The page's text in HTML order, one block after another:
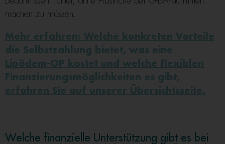
machen zu müssen.
Mehr erfahren: Welche konkreten Vorteile
die Selbstzahlung bietet, was eine
Lipödem-OP kostet und welche flexiblen
Finanzierungsmöglichkeiten es gibt,
erfahren Sie auf unserer Übersichtsseite.
Welche finanzielle Unterstützung gibt es bei